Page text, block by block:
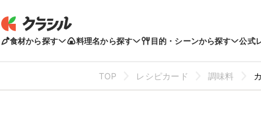
食材から探す 料理名から探す 目的・シーンから探す 公式
TOP レシピカード 調味料